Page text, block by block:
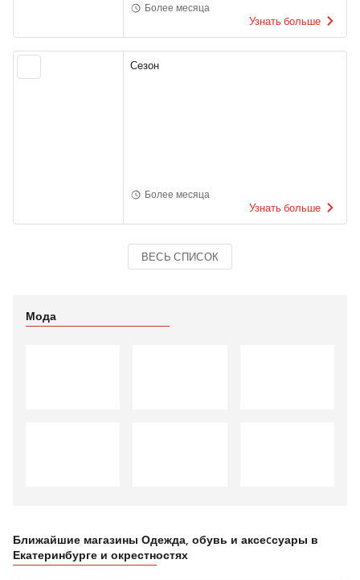
Более месяца
Узнать больше
Сезон
Более месяца
Узнать больше
ВЕСЬ СПИСОК
Мода
Ближайшие магазины Одежда, обувь и аксеcсуары в
Екатеринбурге и окрестностях